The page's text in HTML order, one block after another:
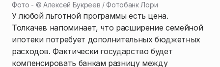
Фото - ©Алексей Букреев / Фотобанк Лори
У любой льготной программы есть цена.
Толкачев напоминает, что расширение семейной
ипотеки потребует дополнительных бюджетных
расходов. Фактически государство будет
компенсировать банкам разницу между